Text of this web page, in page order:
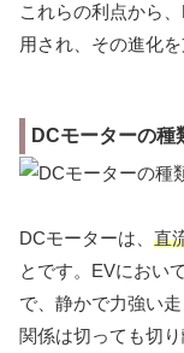
これらの利点から
用され、その進化
DCモーターの種
DCモーターは、 直
とです。EVにおい
で、静かで力強い
関係は切っても切